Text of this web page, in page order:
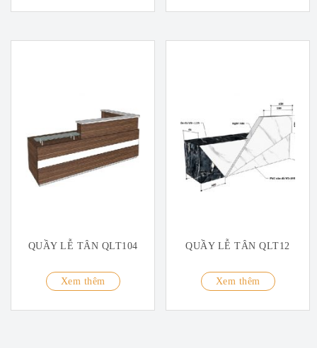
QUẦY LỄ TÂN QLT104
Xem thêm
QUẦY LỄ TÂN QLT12
Xem thêm